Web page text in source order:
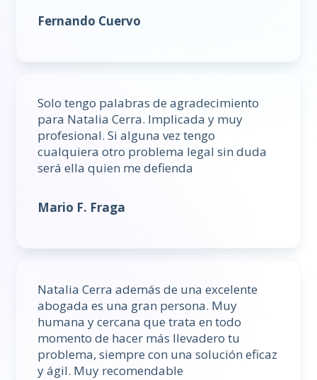
Fernando Cuervo
Solo tengo palabras de agradecimiento
para Natalia Cerra. Implicada y muy
profesional. Si alguna vez tengo
cualquiera otro problema legal sin duda
será ella quien me defienda
Mario F. Fraga
Natalia Cerra además de una excelente
abogada es una gran persona. Muy
humana y cercana que trata en todo
momento de hacer más llevadero tu
problema, siempre con una solución eficaz
y ágil. Muy recomendable